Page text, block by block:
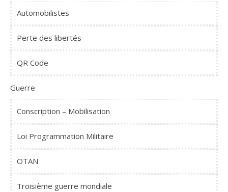
Automobilistes
Perte des libertés
QR Code
Guerre
Conscription – Mobilisation
Loi Programmation Militaire
OTAN
Troisième guerre mondiale